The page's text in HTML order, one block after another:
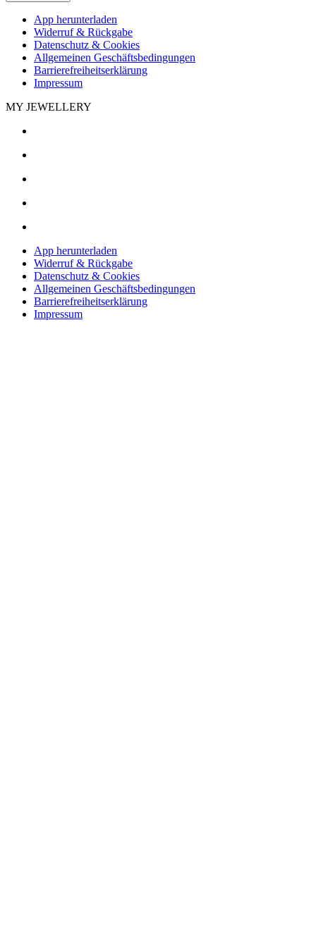
App herunterladen
Widerruf & Rückgabe
Datenschutz & Cookies
Allgemeinen Geschäftsbedingungen
Barrierefreiheitserklärung
Impressum
MY JEWELLERY
App herunterladen
Widerruf & Rückgabe
Datenschutz & Cookies
Allgemeinen Geschäftsbedingungen
Barrierefreiheitserklärung
Impressum